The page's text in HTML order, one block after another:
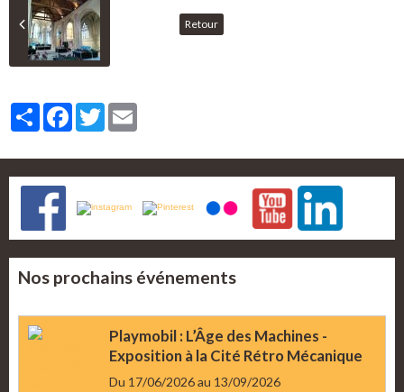
Retour
PartagerFacebook
Twitter
Nos prochains événements
Playmobil : L’Âge des Machines -
Exposition à la Cité Rétro Mécanique
Du 17/06/2026au 13/09/2026